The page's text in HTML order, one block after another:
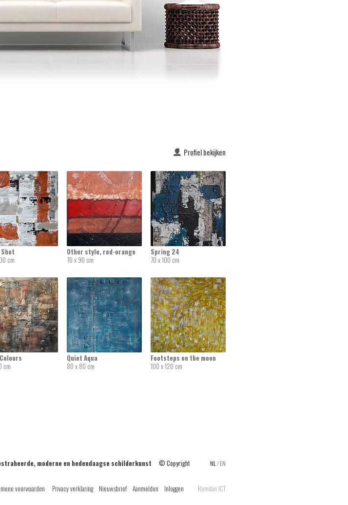
Profiel bekijken
cm
Other style, red-orange
70 x 90 cm
Spring 24
70 x 100 cm
cm
Quiet Aqua
80 x 80 cm
Footsteps on the moon
100 x 120 cm
NL /EN
moderne en hedendaagse schilderkunst © Copyright
voorwaarden Privacy verklaring Nieuwsbrief Aanmelden Inloggen Romilan ICT